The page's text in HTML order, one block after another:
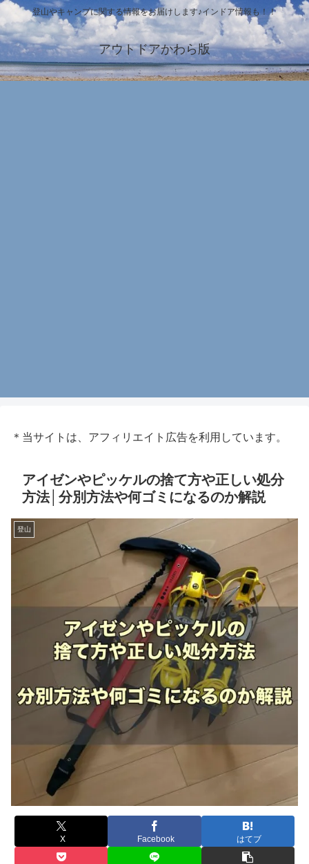
登山やキャンプに関する情報をお届けします♪インドア情報も！！
アウトドアかわら版
＊当サイトは、アフィリエイト広告を利用しています。
アイゼンやピッケルの捨て方や正しい処分
方法│分別方法や何ゴミになるのか解説
登山
X Facebook はてブ